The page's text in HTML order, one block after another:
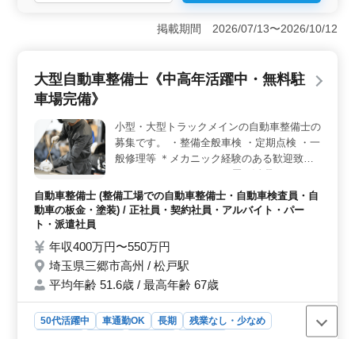
理士補助のお仕事です。業務内容は経営アドバイス、会
社設立や事業承継のサポート、法人や個人の税務会計業
務、個人確定申告書の作成、相続税や贈与税申告などで
会計事務所での経験が5年以上ある方を対象としていま
す。ベテランの方が大歓迎されており、経験豊富な方々
万円から550万円で、通勤手当は実費支給されます。勤務
日は週5日で、休日は土日祝が含まれ、夏季休業や年末年
始、GW休暇、有給休暇も設けられています。就業時間は
09:00から17:30で、休憩時間は60分あります。残業時間
掲載期間 2026/07/13〜2026/10/12
大型自動車整備士《中高年活躍中・無料駐
車場完備》
小型・大型トラックメインの自動車整備士の
募集です。 ・整備全般車検 ・定期点検 ・一
般修理等 ＊メカニック経験のある歓迎致し
す！ ＊シニア層歓迎（50代の技術者活躍
中）
自動車整備士 (整備工場での自動車整備士・自動車検査員・自
動車の板金・塗装) / 正社員・契約社員・アルバイト・パー
ト・派遣社員
年収400万円〜550万円
埼玉県三郷市高州 / 松戸駅
平均年齢 51.6歳 / 最高年齢 67歳
50代活躍中 車通勤OK 長期
残業なし・少なめ